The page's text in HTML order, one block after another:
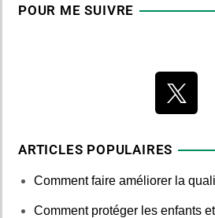
POUR ME SUIVRE
ARTICLES POPULAIRES
Comment faire améliorer la
Comment protéger les enfants